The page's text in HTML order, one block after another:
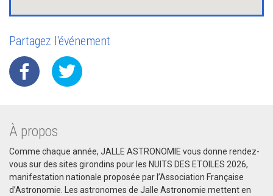
Partagez l'événement
À propos
Comme chaque année, JALLE ASTRONOMIE vous donne rendez-
vous sur des sites girondins pour les NUITS DES ETOILES 2026,
manifestation nationale proposée par l’Association Française
d’Astronomie. Les astronomes de Jalle Astronomie mettent en